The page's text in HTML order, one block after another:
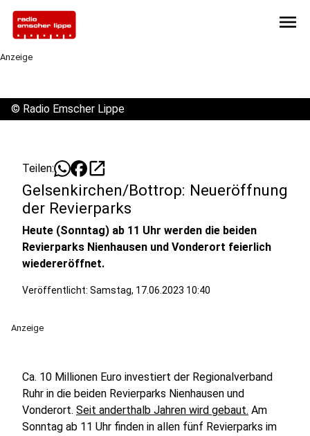
menu
Anzeige
© Radio Emscher Lippe
Teilen: open_in_new
Gelsenkirchen/Bottrop: Neueröffnung
der Revierparks
Heute (Sonntag) ab 11 Uhr werden die beiden
Revierparks Nienhausen und Vonderort feierlich
wiedereröffnet.
Veröffentlicht: Samstag, 17.06.2023 10:40
Anzeige
Ca. 10 Millionen Euro investiert der Regionalverband
Ruhr in die beiden Revierparks Nienhausen und
Vonderort. Seit anderthalb Jahren wird gebaut. Am
Sonntag ab 11 Uhr finden in allen fünf Revierparks im